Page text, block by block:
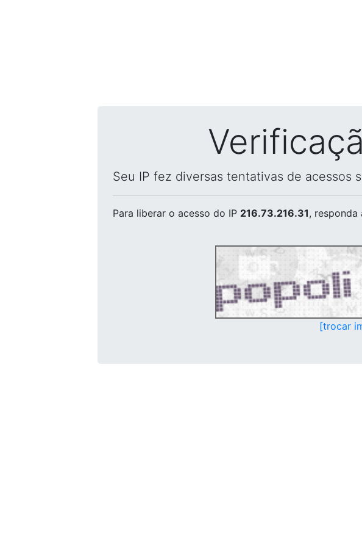
Seu IP fez diversas tentativas de acessos
Para liberar o acesso do IP 216.73.216.31, responda
[trocar